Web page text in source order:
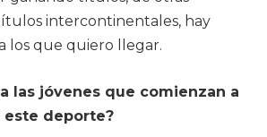
intercontinentales, hay
los que quiero llegar.
las jóvenes que comienzan a
este deporte?